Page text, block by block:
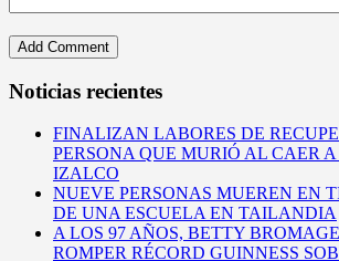
Noticias recientes
FINALIZAN LABORES DE
PERSONA QUE MURIÓ AL CAER
IZALCO
NUEVE PERSONAS MUEREN EN
DE UNA ESCUELA EN TAILANDIA
A LOS 97 AÑOS, BETTY
ROMPER RÉCORD GUINNESS